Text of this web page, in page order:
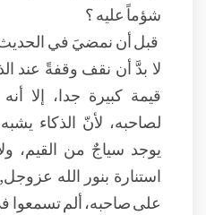
شؤماً عليه ؟
قبل أن نمضيَ في الحديث
لا بدَّ أن نقف وقفةً عند
قيمة كبيرة جدا، إلا
لصاحبه، لأنّ الذكاء
يوجد سياجٌ من القيم،
استنارة بنور الله
على صاحبه، ألم تسمعوا